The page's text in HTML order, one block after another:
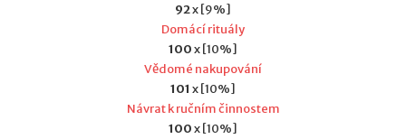
92x [9%]
Domácí rituály
100x [10%]
Vědomé nakupování
101 x [10%]
Návrat k ručním činnostem
100x [10%]